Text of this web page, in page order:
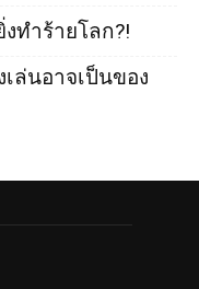
ทำร้ายโลก?!
เล่นอาจเป็นของ